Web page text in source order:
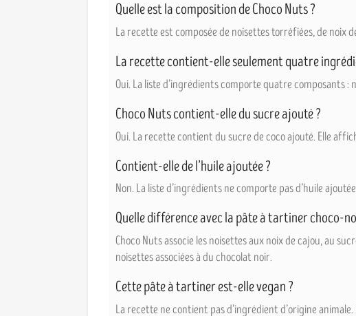
Quelle est la composition de Choco Nuts ?
La recette est composée de noisettes torréfiées, de noix
La recette contient-elle seulement quatre
Oui. La liste d’ingrédients comporte quatre composants :
Choco Nuts contient-elle du sucre ajouté ?
Oui. La recette contient du sucre de coco ajouté. Elle
Contient-elle de l’huile ajoutée ?
Non. La liste d’ingrédients ne comporte pas d’huile
Quelle différence avec la pâte à tartiner choco-
Choco Nuts associe les noisettes aux noix de cajou, au
noisettes associées à du chocolat noir.
Cette pâte à tartiner est-elle vegan ?
La recette ne contient pas d’ingrédient d’origine